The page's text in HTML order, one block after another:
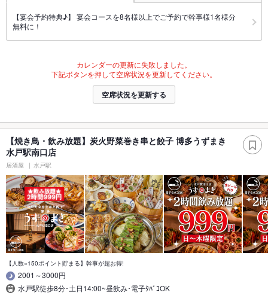
【宴会予約特典♪】 宴会コースを8名様以上でご予約で幹事様1名様分
無料に！
カレンダーの更新に失敗しました。
下記ボタンを押して空席状況を更新してください。
空席状況を更新する
【焼き鳥・飲み放題】炭火野菜巻き串と餃子 博多うずまき
水戸駅南口店
居酒屋 水戸駅
【人数×150ポイント貯まる】幹事が超お得!
2001～3000円
水戸駅徒歩8分･土日14:00~昼飲み･電子ﾀﾊﾞｺOK